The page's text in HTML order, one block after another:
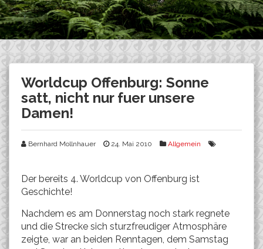
Worldcup Offenburg: Sonne
satt, nicht nur fuer unsere
Damen!
Bernhard Mollnhauer 24. Mai 2010 Allgemein
Der bereits 4. Worldcup von Offenburg ist
Geschichte!
Nachdem es am Donnerstag noch stark regnete
und die Strecke sich sturzfreudiger Atmosphäre
zeigte, war an beiden Renntagen, dem Samstag